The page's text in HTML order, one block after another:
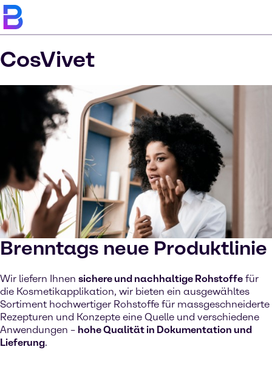
CosVivet
Brenntags neue Produktlinie
Wir liefern Ihnen sichere und nachhaltige Rohstoffe für
die Kosmetikapplikation, wir bieten ein ausgewähltes
Sortiment hochwertiger Rohstoffe für massgeschneiderte
Rezepturen und Konzepte eine Quelle und verschiedene
Anwendungen – hohe Qualität in Dokumentation und
Lieferung.